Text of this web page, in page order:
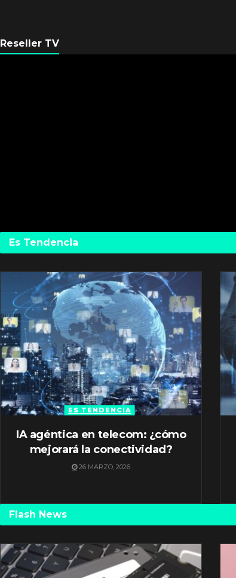
Reseller TV
Es Tendencia
ES TENDENCIA
IA agéntica en telecom: ¿cómo
mejorará la conectividad?
26 MARZO, 2026
Flash News